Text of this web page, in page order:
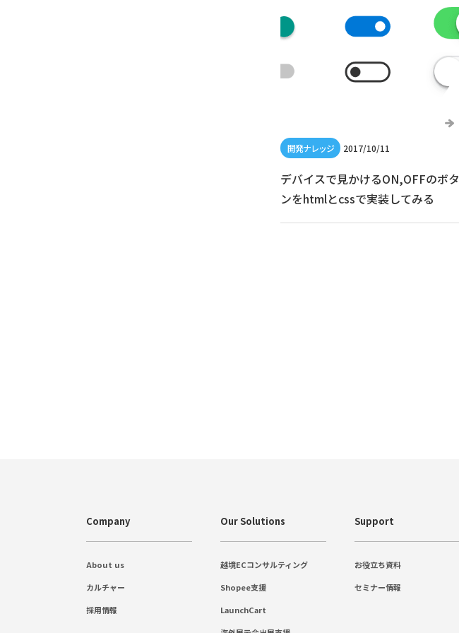
2017/10/11
デバイスで見かけるON,OFFのボタ
ンをhtmlとcssで実装してみる
Company
About us
カルチャー
採用情報
Our Solutions
越境ECコンサルティング
Shopee支援
LaunchCart
Support
お役立ち資料
セミナー情報